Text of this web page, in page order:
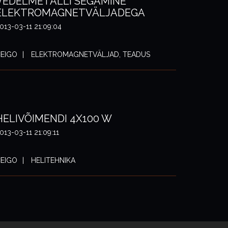
03-11 21:09:04
ELEKTROMAGNETVÄLJAD, TEADUS
4X100 W
03-11 21:09:11
HELITEHNIKA